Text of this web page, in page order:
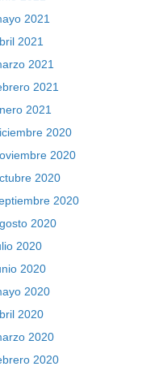
2021
2021
2021
2021
2021
2020
2020
2020
2020
2020
2020
2020
2020
2020
2020
2020